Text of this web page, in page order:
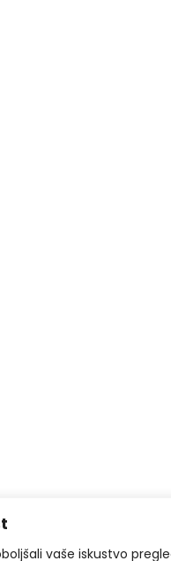
vaše iskustvo